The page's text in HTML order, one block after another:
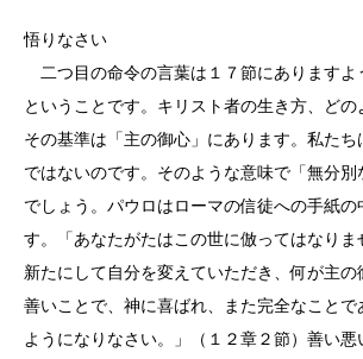
悟りなさい
二つ目の命令の言葉は１７節にありますよ
ということです。キリスト者の生き方、どの
その基準は「主の御心」にあります。私た
ではないのです。そのような意味で「無分
でしょう。パウロはローマの信徒への手紙の
す。「あなたがたはこの世に倣ってはなりま
新たにして自分を変えていただき、何が主
善いことで、神に喜ばれ、また完全なことで
ようになりなさい。」（１２章２節）善い